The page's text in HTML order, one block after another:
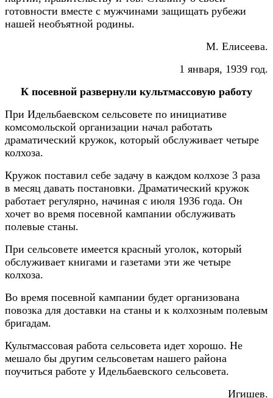
готовности вместе с мужчинами защищать рубежи
нашей необъятной родины.
М. Елисеева.
1 января, 1939 год.
К посевной развернули культмассовую работу
При Идельбаевском сельсовете по инициативе
комсомольской организации начал работать
драматический кружок, который обслуживает четыре
колхоза.
Кружок поставил себе задачу в каждом колхозе 3 раза
в месяц давать постановки. Драматический кружок
работает регулярно, начиная с июля 1936 года. Он
хочет во время посевной кампании обслуживать
полевые станы.
При сельсовете имеется красный уголок, который
обслуживает книгами и газетами эти же четыре
колхоза.
Во время посевной кампании будет организована
повозка для доставки на станы и к колхозным полевым
бригадам.
Культмассовая работа сельсовета идет хорошо. Не
мешало бы другим сельсоветам нашего района
поучиться работе у Идельбаевского сельсовета.
Игишев.